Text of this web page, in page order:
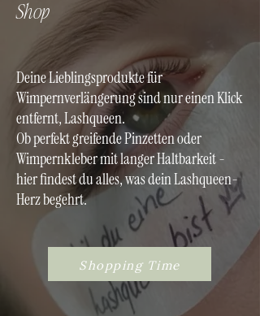
Shop
Deine Lieblingsprodukte für
Wimpernverlängerung sind nur einen Klick
entfernt, Lashqueen.
Ob perfekt greifende Pinzetten oder
Wimpernkleber mit langer Haltbarkeit -
hier findest du alles, was dein Lashqueen-
Herz begehrt.
Shopping Time